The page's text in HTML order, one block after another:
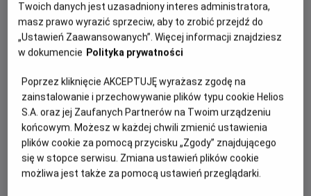
PREMIERA
17 czerwca 2026
Ендрю Стентон, Кенна
Гарріс
WIĘCEJ SZCZEGÓŁÓW
У новому розділі культової історії Базз, Вуді, Джессі та їхні
друзі зіштовхуються з неочікуваною суперницею —
Ліліпад, високотехнологічним планшетом у формі жабки,
що перевертає їхній світ догори дриґом. Вона стає
справжнім випробуванням для старих героїв, змушуючи їх
Twoich danych jest uzasadniony interes administratora,
masz prawo wyrazić sprzeciw, aby to zrobić przejdź do
„Ustawień Zaawansowanych”. Więcej informacji znajdziesz
w dokumencie Polityka prywatności
Poprzez kliknięcie AKCEPTUJĘ wyrażasz zgodę na
zainstalowanie i przechowywanie plików typu cookie Helios
S.A. oraz jej Zaufanych Partnerów na Twoim urządzeniu
końcowym. Możesz w każdej chwili zmienić ustawienia
plików cookie za pomocą przycisku „Zgody” znajdującego
się w stopce serwisu. Zmiana ustawień plików cookie
możliwa jest także za pomocą ustawień przeglądarki.